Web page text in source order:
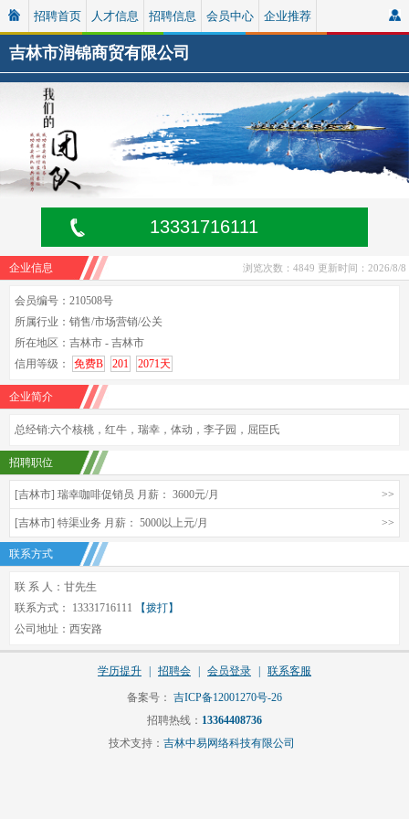
招聘首页 人才信息 招聘信息 会员中心 企业推荐
吉林市润锦商贸有限公司
13331716111
更新时间：2026/8/8
浏览次数：4849
企业信息
会员编号：210508号
所属行业：销售/市场营销/公关
所在地区：吉林市 - 吉林市
信用等级：
免费B 201 2071天
企业简介
总经销:六个核桃，红牛，瑞幸，体动，李子园，屈臣氏
招聘职位
>>
[吉林市] 瑞幸咖啡促销员 月薪： 3600元/月
>>
[吉林市] 特渠业务 月薪： 5000以上元/月
联系方式
联 系 人：甘先生
联系方式： 13331716111
【拨打】
公司地址：西安路
学历提升 | 招聘会 | 会员登录 | 联系客服
备案号： 吉ICP备12001270号-26
招聘热线： 13364408736
技术支持： 吉林中易网络科技有限公司